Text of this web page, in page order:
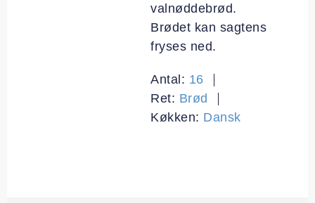
valnøddebrød.
Brødet kan sagtens
fryses ned.
Antal: 16
Ret: Brød
Køkken: Dansk